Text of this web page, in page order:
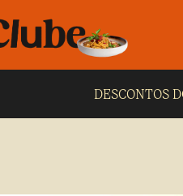
DESCONTOS